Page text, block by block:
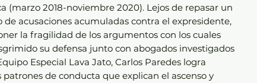
(marzo 2018-noviembre 2020). Lejos de repasar un
de acusaciones acumuladas contra el expresidente,
la fragilidad de los argumentos con los cuales
su defensa junto con abogados investigados
Especial Lava Jato, Carlos Paredes logra
patrones de conducta que explican el ascenso y